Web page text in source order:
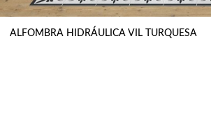
ALFOMBRA HIDRÁULICA VIL TURQUESA